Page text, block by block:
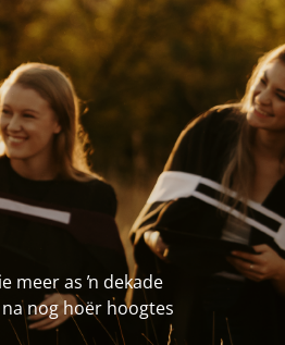
meer as ŉ dekade
nog hoër hoogtes